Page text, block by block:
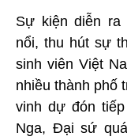
Sự kiện diễn ra
nổi, thu hút sự
sinh viên Việt
nhiều thành phố
vinh dự đón
Nga, Đại sứ